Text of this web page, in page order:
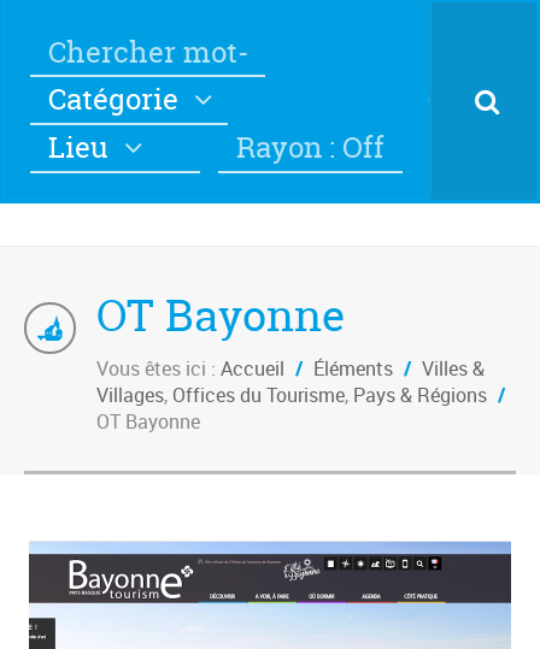
Catégorie
Lieu
Rayon : Off
OT Bayonne
Vous êtes ici : Accueil / Éléments / Villes &
Villages, Offices du Tourisme, Pays & Régions /
OT Bayonne